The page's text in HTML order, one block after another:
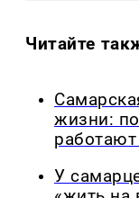
Читайте
жизни:
У